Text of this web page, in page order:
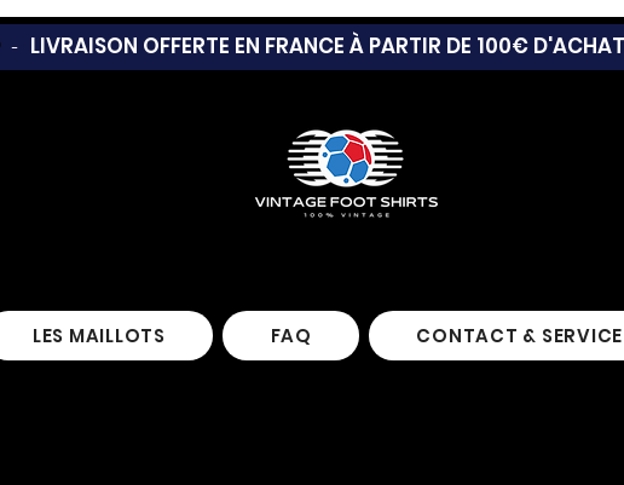
- LIVRAISON OFFERTE EN FRANCE À PARTIR DE 100€
LES MAILLOTS FAQ CONTACT &